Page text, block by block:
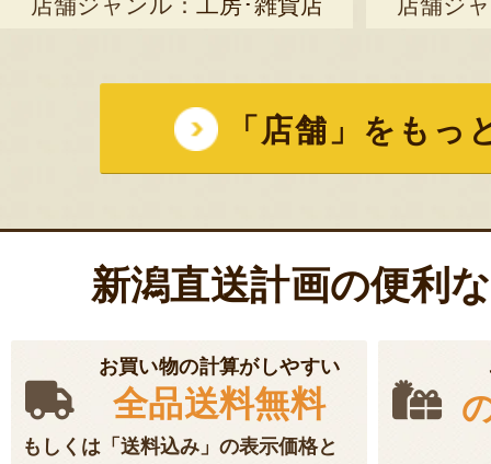
「店舗」をもっ
新潟直送計画の便利
お買い物の計算がしやすい
全品送料無料
もしくは「送料込み」の表示価格と